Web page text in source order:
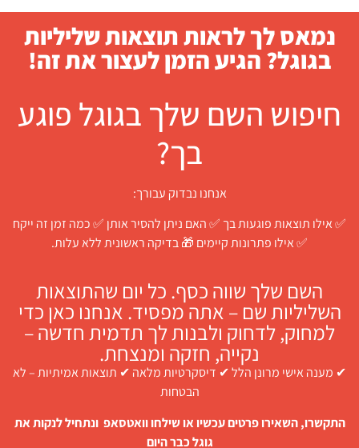
נמאס לך לראות תוצאות שליליות
בגוגל? הגיע הזמן לעצור את זה!
חיפוש השם שלך בגוגל פוגע
בך?
אנחנו נבדוק עבורך:
✅ אילו תוצאות פוגעות בך ✅ האם ניתן להסיר אותן ✅ כמה זמן זה ייקח
✅ אילו פתרונות קיימים 🎁 בדיקה ראשונית ללא עלות.
השם שלך שווה כסף. כל יום שהתוצאות
השליליות שם – אתה מפסיד. אנחנו כאן כדי
למחוק, לדחוק ולבנות לך תדמית חדשה –
נקייה, חזקה ומנצחת.
✔ מענה אישי מרונן הלל ✔ דיסקרטיות מלאה ✔ תוצאות אמיתיות – לא
הבטחות
התקשרו, השאירו פרטים עכשיו או שילחו וואטסאפ ונתחיל לנקות את
גוגל כבר היום